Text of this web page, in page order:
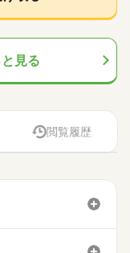
見る
閲覧履歴